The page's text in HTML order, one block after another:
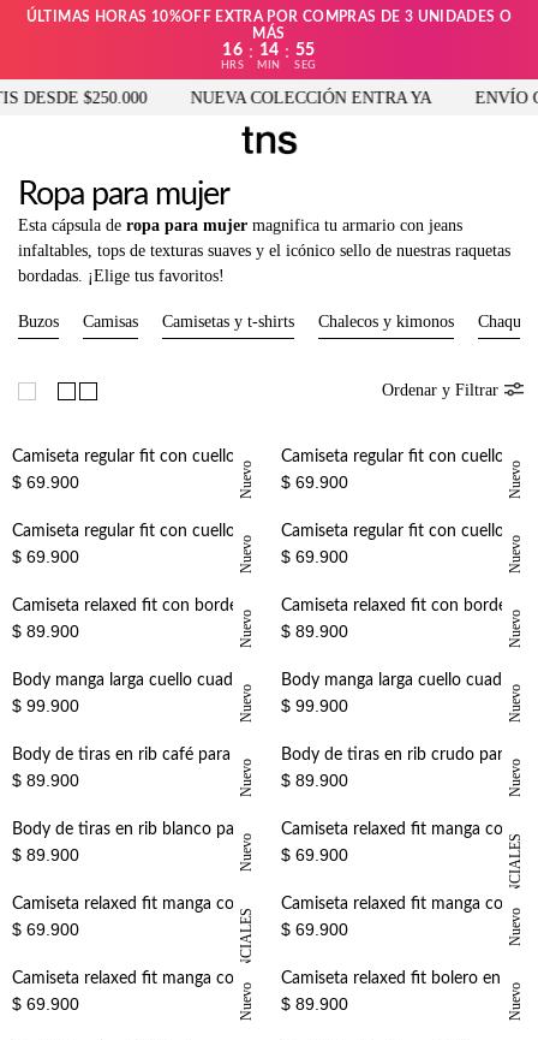
ÚLTIMAS HORAS 10%OFF EXTRA POR COMPRAS DE 3 UNIDADES O
MÁS
16
HRS
: 14
MIN
: 55
SEG
$250.000 NUEVA COLECCIÓN ENTRA YA ENVÍO
Ropa para mujer
Esta cápsula de ropa para mujer magnifica tu armario con jeans
infaltables, tops de texturas suaves y el icónico sello de nuestras raquetas
bordadas. ¡Elige tus favoritos!
Buzos Camisas Camisetas y t-shirts Chalecos y kimonos
Ordenar y Filtrar
Nuevo
+
Camiseta regular fit con cuello redondo en verde oliva para mujer
$ 69.900 Nuevo
+
Camiseta regular fit con cuello redondo en cafe claro para mujer
$ 69.900
Nuevo
+
Camiseta regular fit con cuello redondo en vainilla para mujer
$ 69.900 Nuevo
+
Camiseta regular fit con cuello redondo en blanco para mujer
$ 69.900
Nuevo
+
Camiseta relaxed fit con borde de encaje en blanco para mujer
$ 89.900 Nuevo
+
Camiseta relaxed fit con borde de encaje en negro para mujer
$ 89.900
Nuevo
+
Body manga larga cuello cuadrado negro para mujer
$ 99.900 Nuevo
+
Body manga larga cuello cuadrado crudo para mujer
$ 99.900
Nuevo
Body de tiras en rib café para mujer
$ 89.900 Nuevo
Body de tiras en rib crudo para mujer
$ 89.900
Nuevo
Body de tiras en rib blanco para mujer
$ 89.900 ESENCIALES
$ 69.900
ESENCIALES
$ 69.900 Nuevo
Camiseta relaxed fit manga corta en blanco para mujer
$ 69.900
Nuevo
Camiseta relaxed fit manga corta en terracota para mujer
$ 69.900 Nuevo
Camiseta relaxed fit bolero en hombro en blanco para mujer
$ 89.900